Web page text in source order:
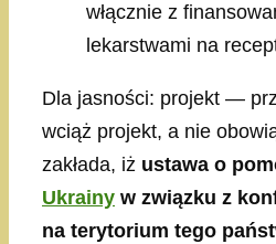
włącznie z
lekarstwami na
Dla jasności: projekt —
wciąż projekt, a nie
zakłada, iż ustawa o
Ukrainy w związku z
na terytorium tego